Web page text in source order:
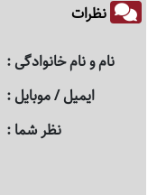
نظرات
نام و نام خانوادگی
ایمیل / موبایل
نظر شما